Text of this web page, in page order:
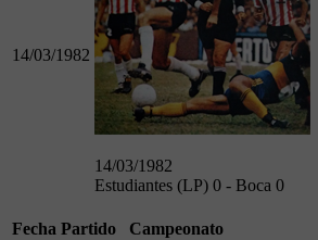
14/03/1982
14/03/1982
Estudiantes (LP) 0 - Boca 0
Fecha Partido
Campeonato